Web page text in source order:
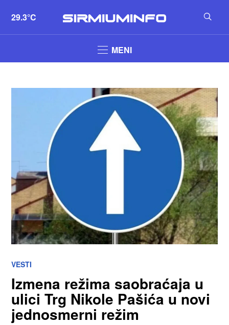
29.3°C
MENI
VESTI
Izmena režima saobraćaja u
ulici Trg Nikole Pašića u novi
jednosmerni režim